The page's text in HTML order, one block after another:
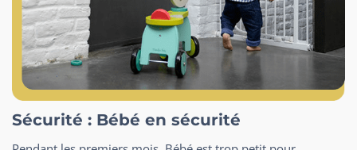
Sécurité : Bébé en sécurité